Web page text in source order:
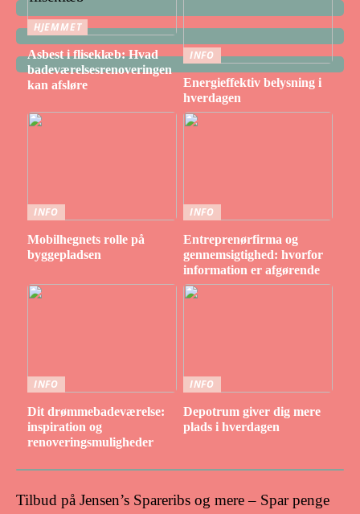
HJEMMET
Asbest i fliseklæb: Hvad
badeværelsesrenoveringen
kan afsløre
INFO
Energieffektiv belysning i
hverdagen
INFO
Mobilhegnets rolle på
byggepladsen
INFO
Entreprenørfirma og
gennemsigtighed: hvorfor
information er afgørende
INFO
Dit drømmebadeværelse:
inspiration og
renoveringsmuligheder
INFO
Depotrum giver dig mere
plads i hverdagen
Tilbud på Jensen’s Spareribs og mere – Spar penge